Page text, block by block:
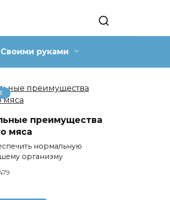
Своими руками
преимущества
мяса
нормальную
организму